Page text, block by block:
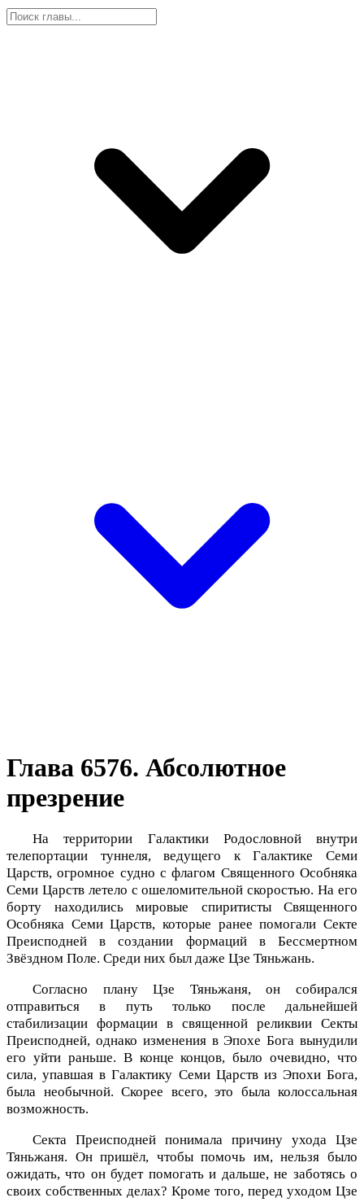
Глава 6576. Абсолютное
презрение
На территории Галактики Родословной внутри
телепортации туннеля, ведущего к Галактике Семи
Царств, огромное судно с флагом Священного Особняка
Семи Царств летело с ошеломительной скоростью. На его
борту находились мировые спиритисты Священного
Особняка Семи Царств, которые ранее помогали Секте
Преисподней в создании формаций в Бессмертном
Звёздном Поле. Среди них был даже Цзе Тяньжань.
Согласно плану Цзе Тяньжаня, он собирался
отправиться в путь только после дальнейшей
стабилизации формации в священной реликвии Секты
Преисподней, однако изменения в Эпохе Бога вынудили
его уйти раньше. В конце концов, было очевидно, что
сила, упавшая в Галактику Семи Царств из Эпохи Бога,
была необычной. Скорее всего, это была колоссальная
возможность.
Секта Преисподней понимала причину ухода Цзе
Тяньжаня. Он пришёл, чтобы помочь им, нельзя было
ожидать, что он будет помогать и дальше, не заботясь о
своих собственных делах? Кроме того, перед уходом Цзе